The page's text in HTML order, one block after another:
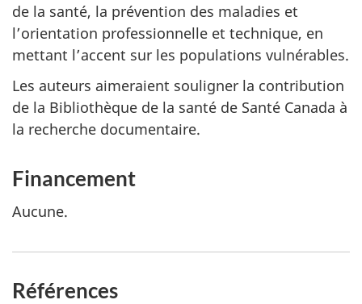
de la santé, la prévention des maladies et
l’orientation professionnelle et technique, en
mettant l’accent sur les populations vulnérables.
Les auteurs aimeraient souligner la contribution
de la Bibliothèque de la santé de Santé Canada à
la recherche documentaire.
Financement
Aucune.
Références